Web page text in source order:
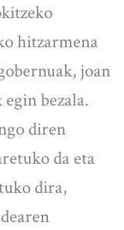
hitzarmena
joan
bezala.
diren
da eta
dira,